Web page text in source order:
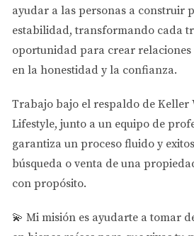
deberás pagar anualmente
propiedad en Doral.
Seguros: No olvides incluir el
hogar y cualquier otro seguro
evitar sorpresas
hogar.”
Entendiendo el
Inmobiliario en Doral
fundamental entender el mercado
ayudar a las personas a construir
estabilidad, transformando cada
oportunidad para crear
en la honestidad y la confianza.
Trabajo bajo el respaldo de Keller
Lifestyle, junto a un equipo de
garantiza un proceso fluido y
búsqueda o venta de una
con propósito.
💫 Mi misión es ayudarte a tomar